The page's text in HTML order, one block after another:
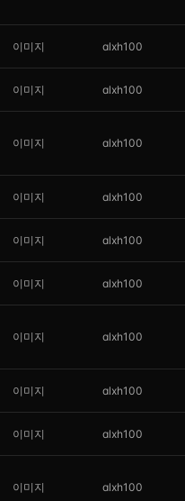
이미지 alxh100
이미지 alxh100
이미지 alxh100
이미지 alxh100
이미지 alxh100
이미지 alxh100
이미지 alxh100
이미지 alxh100
이미지 alxh100
이미지 alxh100